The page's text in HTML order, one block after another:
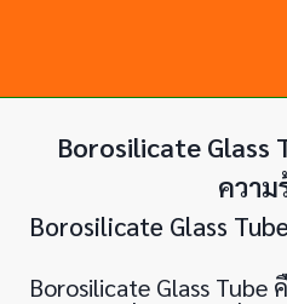
content
Borosilicate Glass
ความ
Borosilicate Glass
Borosilicate Glass